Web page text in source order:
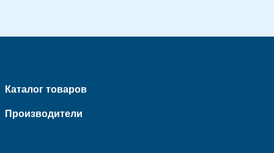
Каталог товаров
Производители